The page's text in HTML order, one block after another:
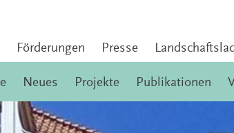
Förderungen Presse
Neues Projekte Publikationen